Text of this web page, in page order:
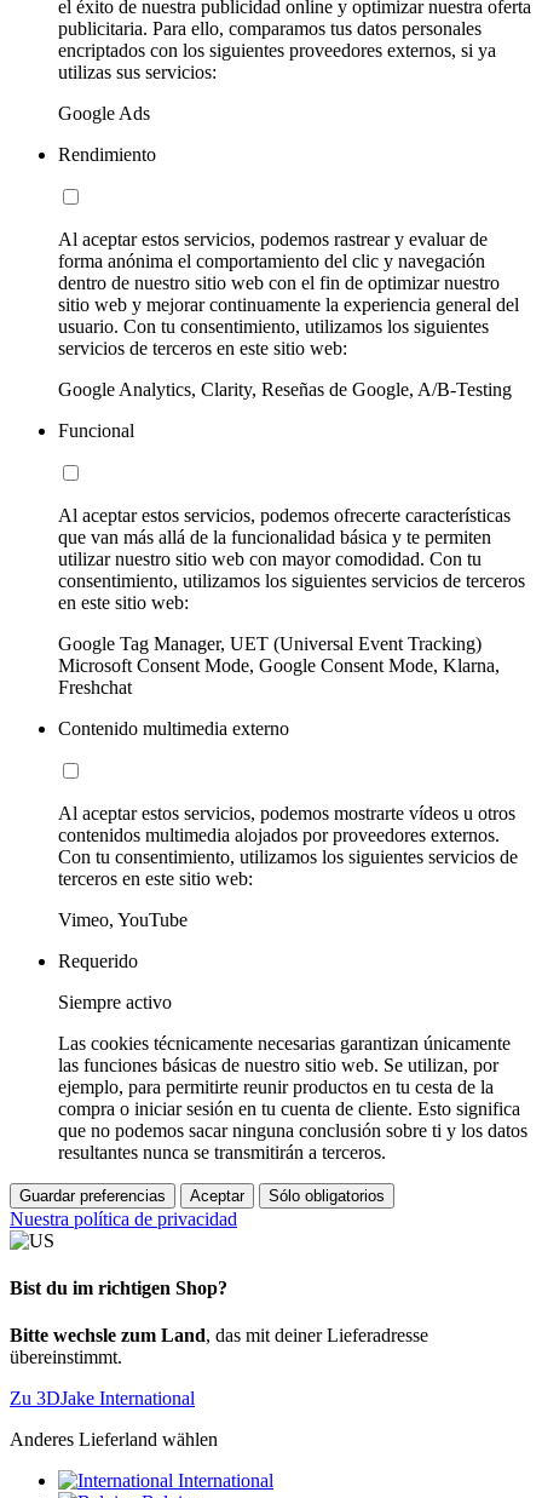
el éxito de nuestra publicidad online y optimizar nuestra oferta
publicitaria. Para ello, comparamos tus datos personales
encriptados con los siguientes proveedores externos, si ya
utilizas sus servicios:
Google Ads
Rendimiento
Al aceptar estos servicios, podemos rastrear y evaluar de
forma anónima el comportamiento del clic y navegación
dentro de nuestro sitio web con el fin de optimizar nuestro
sitio web y mejorar continuamente la experiencia general del
usuario. Con tu consentimiento, utilizamos los siguientes
servicios de terceros en este sitio web:
Google Analytics, Clarity, Reseñas de Google, A/B-Testing
Funcional
Al aceptar estos servicios, podemos ofrecerte características
que van más allá de la funcionalidad básica y te permiten
utilizar nuestro sitio web con mayor comodidad. Con tu
consentimiento, utilizamos los siguientes servicios de terceros
en este sitio web:
Google Tag Manager, UET (Universal Event Tracking)
Microsoft Consent Mode, Google Consent Mode, Klarna,
Freshchat
Contenido multimedia externo
Al aceptar estos servicios, podemos mostrarte vídeos u otros
contenidos multimedia alojados por proveedores externos.
Con tu consentimiento, utilizamos los siguientes servicios de
terceros en este sitio web:
Vimeo, YouTube
Requerido
Siempre activo
Las cookies técnicamente necesarias garantizan únicamente
las funciones básicas de nuestro sitio web. Se utilizan, por
ejemplo, para permitirte reunir productos en tu cesta de la
compra o iniciar sesión en tu cuenta de cliente. Esto significa
que no podemos sacar ninguna conclusión sobre ti y los datos
resultantes nunca se transmitirán a terceros.
Guardar preferencias Aceptar Sólo obligatorios
Nuestra política de privacidad
Bist du im richtigen Shop?
Bitte wechsle zum Land, das mit deiner Lieferadresse
übereinstimmt.
Zu 3DJake International
Anderes Lieferland wählen
International